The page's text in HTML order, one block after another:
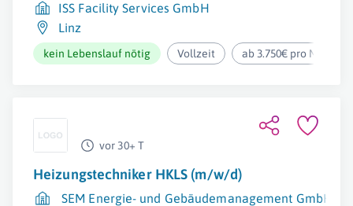
ISS Facility Services GmbH
Linz
kein Lebenslauf nötig Vollzeit ab 3.750€ pro Monat
vor 30+ T
Heizungstechniker HKLS (m/w/d)
SEM Energie- und Gebäudemanagement GmbH